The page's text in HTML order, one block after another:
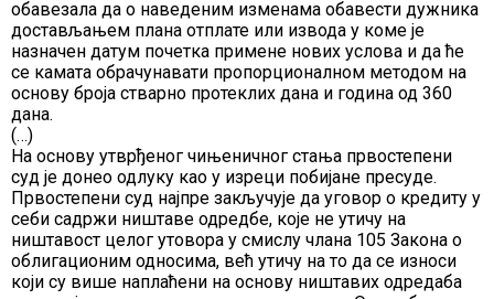
обавезала да о наведеним изменама обавести дужника
достављањем плана отплате или извода у коме је
назначен датум почетка примене нових услова и да ће
се камата обрачунавати пропорционалном методом на
основу броја стварно протеклих дана и година од 360
дана.
(…)
На основу утврђеног чињеничног стања првостепени
суд је донео одлуку као у изреци побијане пресуде.
Првостепени суд најпре закључује да уговор о кредиту у
себи садржи ништаве одредбе, које не утичу на
ништавост целог утовора у смислу члана 105 Закона о
облигационим односима, већ утичу на то да се износи
који су више наплаћени на основу ништавих одредаба